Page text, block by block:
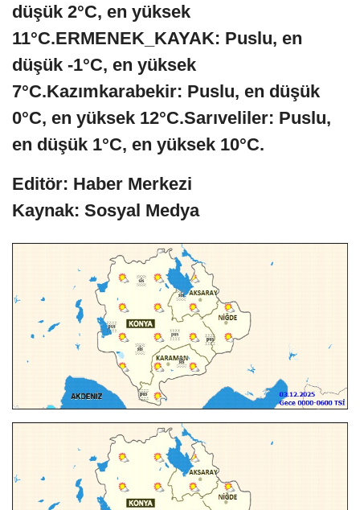
düşük 2°C, en yüksek
11°C.ERMENEK_KAYAK: Puslu, en
düşük -1°C, en yüksek
7°C.Kazımkarabekir: Puslu, en düşük
0°C, en yüksek 12°C.Sarıveliler: Puslu,
en düşük 1°C, en yüksek 10°C.
Editör: Haber Merkezi
Kaynak: Sosyal Medya